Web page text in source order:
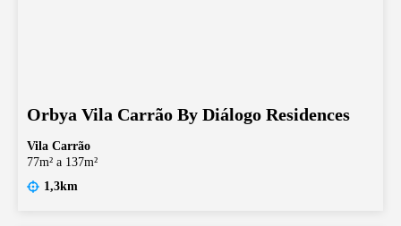
Orbya Vila Carrão By Diálogo Residences
Vila Carrão
77m² a 137m²
1,3km